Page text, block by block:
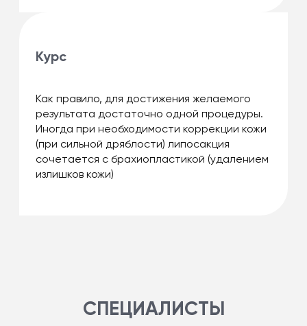
Курс
Как правило, для достижения желаемого
результата достаточно одной процедуры.
Иногда при необходимости коррекции кожи
(при сильной дряблости) липосакция
сочетается с брахиопластикой (удалением
излишков кожи)
СПЕЦИАЛИСТЫ